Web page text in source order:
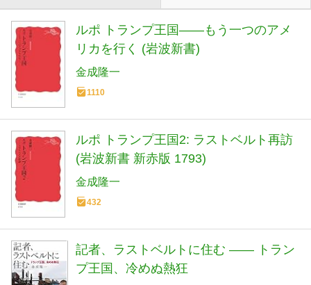
ルポ トランプ王国――もう一つのアメ
リカを行く (岩波新書)
金成隆一
1110
ルポ トランプ王国2: ラストベルト再訪
(岩波新書 新赤版 1793)
金成隆一
432
記者、ラストベルトに住む —— トラン
プ王国、冷めぬ熱狂